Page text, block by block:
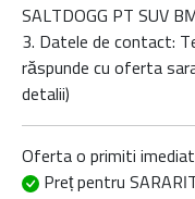
SALTDOGG PT SUV
3. Datele de contact:
răspunde cu oferta
detalii)
Oferta o primiti
Preț pentru